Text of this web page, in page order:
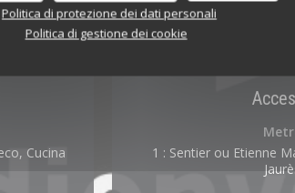
Politica di protezione dei dati personali
Politica di gestione dei cookie
Cucina
1 : Sentier ou Etienne